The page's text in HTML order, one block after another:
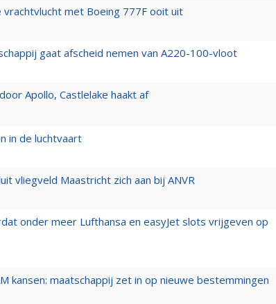
met Boeing 777F ooit uit
gaat afscheid nemen van A220-100-vloot
Apollo, Castlelake haakt af
in de luchtvaart
vliegveld Maastricht zich aan bij ANVR
onder meer Lufthansa en easyJet slots vrijgeven op
kansen: maatschappij zet in op nieuwe bestemmingen